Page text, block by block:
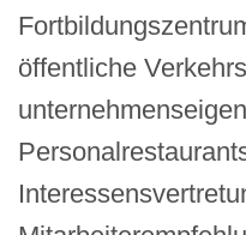
öffentliche